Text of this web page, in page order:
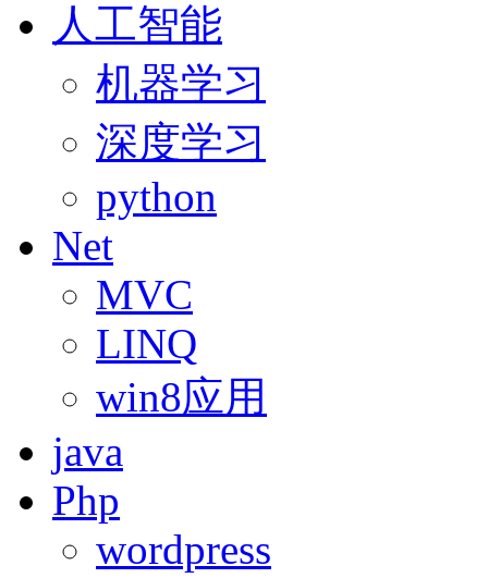
人工智能
机器学习
深度学习
python
Net
MVC
LINQ
win8应用
java
Php
wordpress